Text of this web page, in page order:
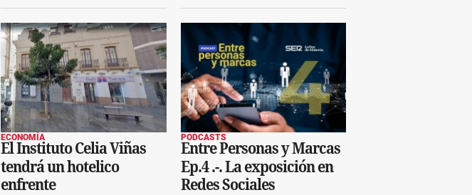
ECONOMÍA
El Instituto Celia Viñas
tendrá un hotelico
enfrente
PODCASTS
Entre Personas y Marcas
Ep.4 .-. La exposición en
Redes Sociales